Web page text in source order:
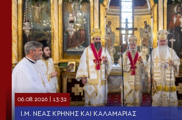
06.08.2026 | 13:32
Ι.Μ. ΝΈΑΣ ΚΡΉΝΗΣ ΚΑΙ ΚΑΛΑΜΑΡΙΆΣ